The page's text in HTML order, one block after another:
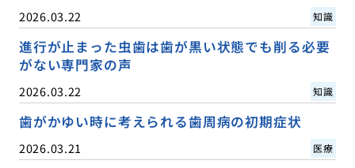
2026.03.22 知識
進行が止まった虫歯は歯が黒い状態でも削る必要
がない専門家の声
2026.03.22 知識
歯がかゆい時に考えられる歯周病の初期症状
2026.03.21 医療